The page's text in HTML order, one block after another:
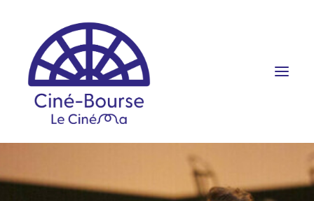
FILMS ET HORAIRES